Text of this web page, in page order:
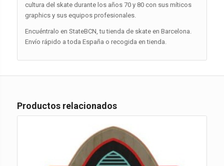
cultura del skate durante los años 70 y 80 con sus míticos
graphics y sus equipos profesionales.
Encuéntralo en StateBCN, tu tienda de skate en Barcelona.
Envío rápido a toda España o recogida en tienda.
Productos relacionados